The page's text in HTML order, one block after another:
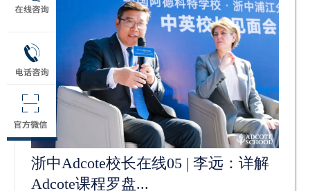
浙中Adcote校长在线05 | 李远：详解
Adcote课程罗盘...